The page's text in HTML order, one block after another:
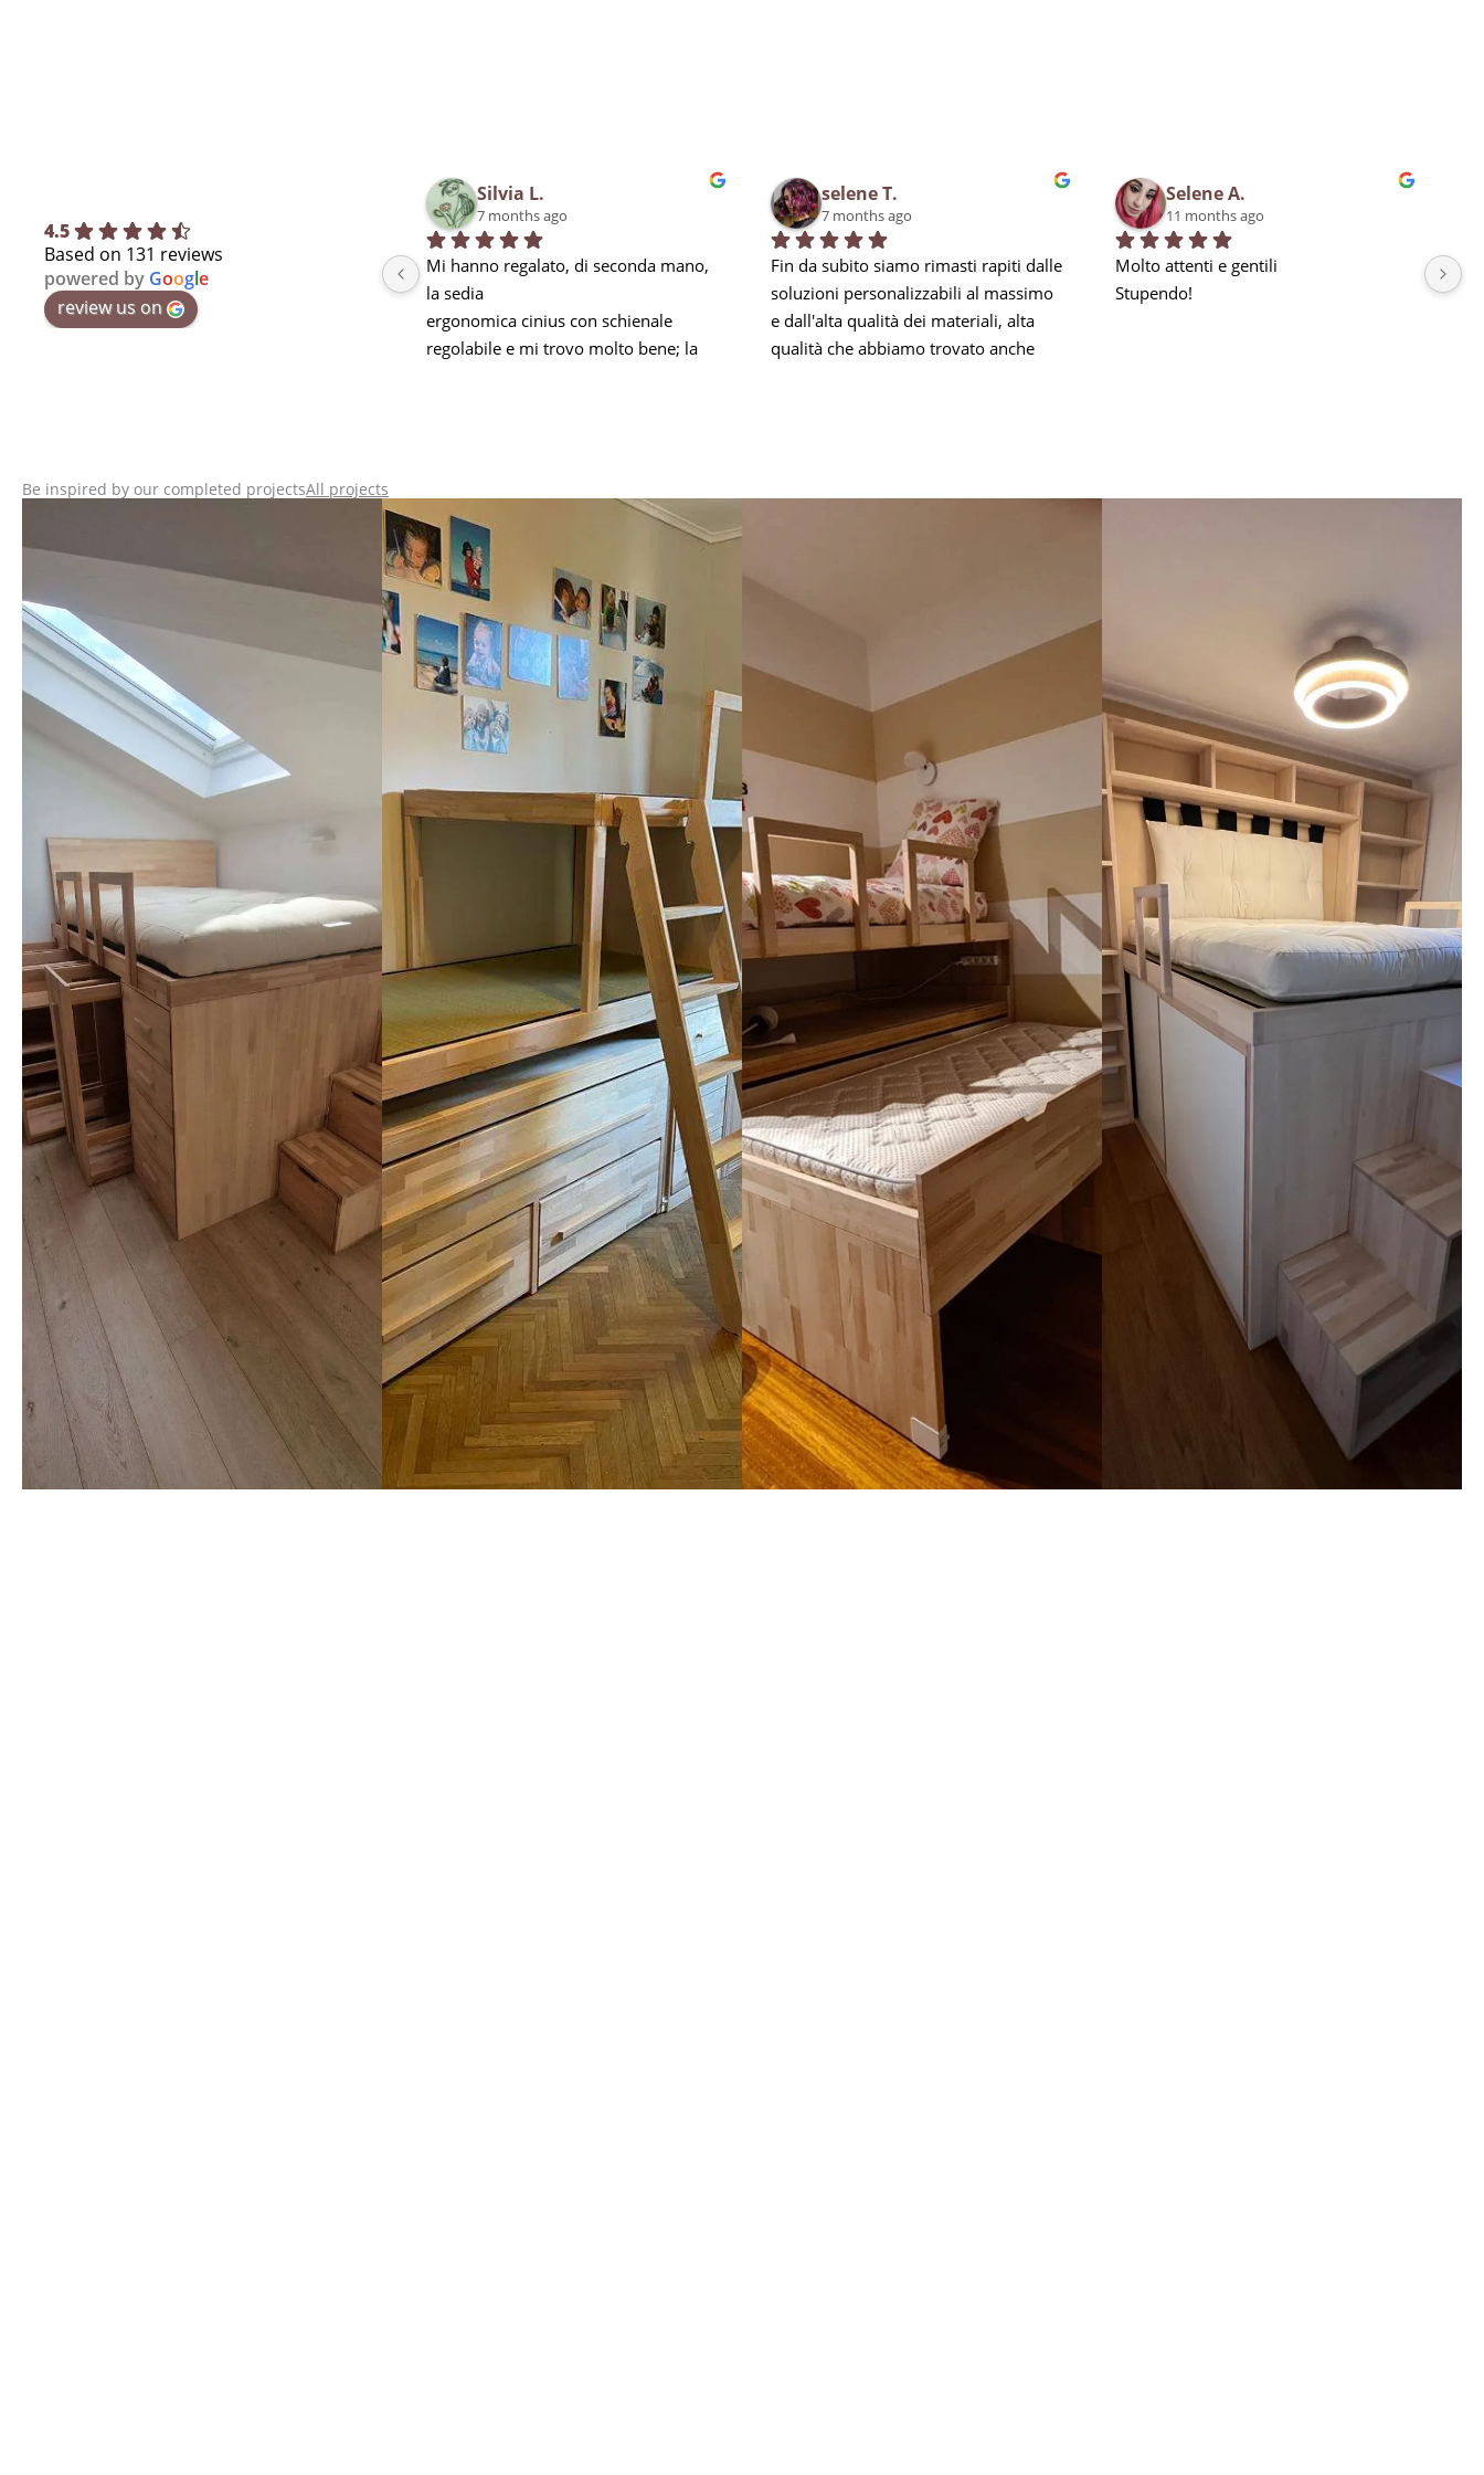
4.5
Based on 131 reviews
powered by Google
review us on
Silvia L.
7 months ago
Mi hanno regalato, di seconda mano,
la sedia
ergonomica cinius con schienale
regolabile e mi trovo molto bene; la
mi mancava una vite, smarrita col
tempo, ed il servizio clienti mi ha
spedito 2 filetti completi senza
problemi, così ho anche i ricambi. È
un'ottima azienda. Grazie
selene T.
7 months ago
Fin da subito siamo rimasti rapiti dalle
soluzioni personalizzabili al massimo
e dall'alta qualità dei materiali, alta
qualità che abbiamo trovato anche
Stiamo consigliando questa azienda a
tutti!
Selene A.
11 months ago
Molto attenti e gentili
Stupendo!
Be inspired by our completed projectsAll projects